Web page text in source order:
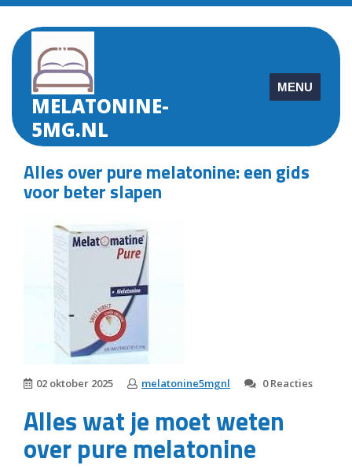
Skip
content
MELATONINE-
5MG.NL
MENU
Alles over pure melatonine: een gids
voor beter slapen
02 oktober 2025 melatonine5mgnl 0 Reacties
Alles wat je moet weten
over pure melatonine